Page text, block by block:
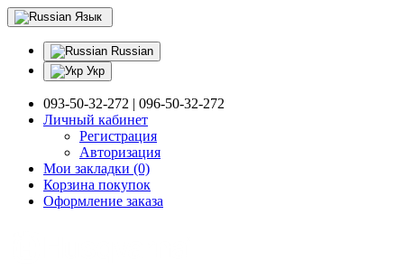
Язык
Russian
Укр
093-50-32-272 | 096-50-32-272
Личный кабинет
Регистрация
Авторизация
Мои закладки (0)
Корзина покупок
Оформление заказа